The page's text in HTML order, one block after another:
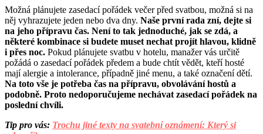
Možná plánujete zasedací pořádek večer před svatbou, možná si na
něj vyhrazujete jeden nebo dva dny. Naše první rada zní, dejte si
na jeho přípravu čas. Není to tak jednoduché, jak se zdá, a
některé kombinace si budete muset nechat projít hlavou, klidně
i přes noc. Pokud plánujete svatbu v hotelu, manažer vás určitě
požádá o zasedací pořádek předem a bude chtít vědět, kteří hosté
mají alergie a intolerance, případně jiné menu, a také označení dětí.
Na toto vše je potřeba čas na přípravu, obvolávání hostů a
podobně. Proto nedoporučujeme nechávat zasedací pořádek na
poslední chvíli.
Tip pro vás: Trochu jiné texty na svatební oznámení: Který si